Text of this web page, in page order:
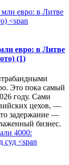
евро: в Литве
(1)
Это пока самый
году. Сами
цехов, —
задержание —
бизнес.